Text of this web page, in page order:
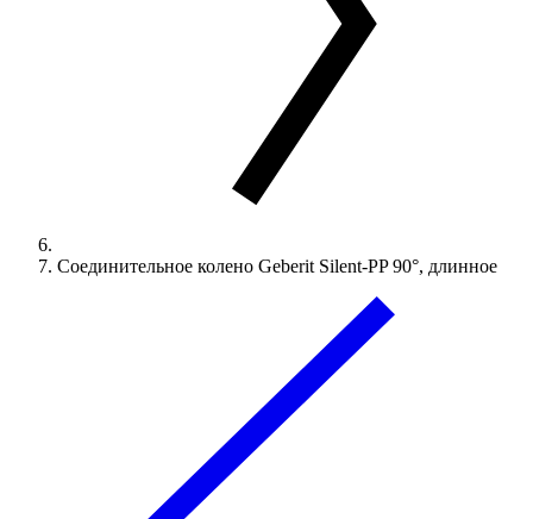
Соединительное колено Geberit Silent-PP 90°, длинное